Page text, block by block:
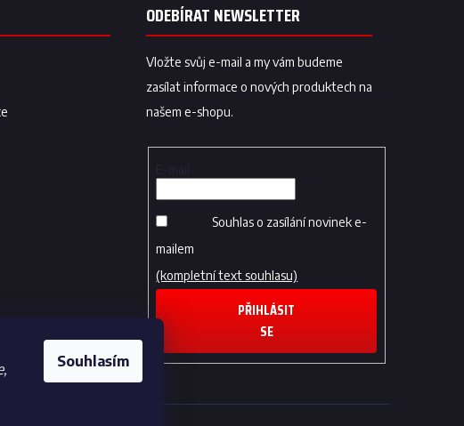
Souhlasím
ODEBÍRAT NEWSLETTER
Vložte svůj e-mail a my vám budeme
zasílat informace o nových produktech na
našem e-shopu.
Souhlas o zasílání novinek e-
mailem
(kompletní text souhlasu)
PŘIHLÁSIT
SE